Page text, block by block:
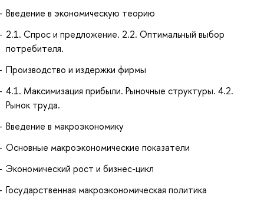
Введение в экономическую теорию
2.1. Спрос и предложение. 2.2. Оптимальный выбор
потребителя.
Производство и издержки фирмы
4.1. Максимизация прибыли. Рыночные структуры. 4.2.
Рынок труда.
Введение в макроэкономику
Основные макроэкономические показатели
Экономический рост и бизнес-цикл
Государственная макроэкономическая политика